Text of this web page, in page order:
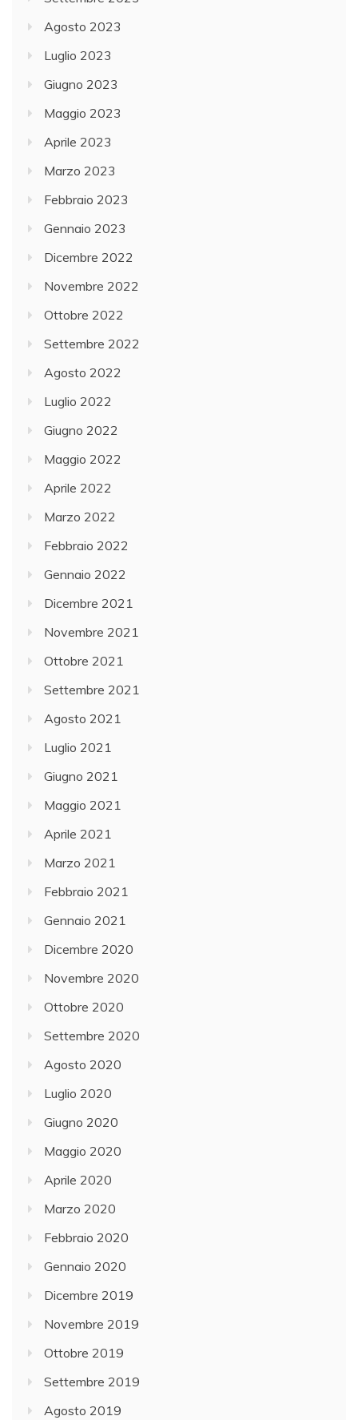
Agosto 2023
Luglio 2023
Giugno 2023
Maggio 2023
Aprile 2023
Marzo 2023
Febbraio 2023
Gennaio 2023
Dicembre 2022
Novembre 2022
Ottobre 2022
Settembre 2022
Agosto 2022
Luglio 2022
Giugno 2022
Maggio 2022
Aprile 2022
Marzo 2022
Febbraio 2022
Gennaio 2022
Dicembre 2021
Novembre 2021
Ottobre 2021
Settembre 2021
Agosto 2021
Luglio 2021
Giugno 2021
Maggio 2021
Aprile 2021
Marzo 2021
Febbraio 2021
Gennaio 2021
Dicembre 2020
Novembre 2020
Ottobre 2020
Settembre 2020
Agosto 2020
Luglio 2020
Giugno 2020
Maggio 2020
Aprile 2020
Marzo 2020
Febbraio 2020
Gennaio 2020
Dicembre 2019
Novembre 2019
Ottobre 2019
Settembre 2019
Agosto 2019